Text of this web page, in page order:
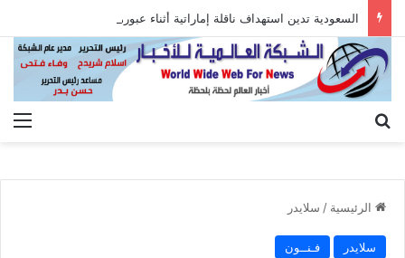
السعودية تدين استهداف ناقلة إماراتية أثناء عبورها هرمز
الرئيسية / سلايدر
سلايدر فـنــون